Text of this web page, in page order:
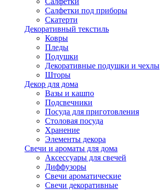
Салфетки под приборы
Скатерти
Декоративный текстиль
Ковры
Пледы
Подушки
Декоративные подушки и чехлы
Шторы
Декор для дома
Вазы и кашпо
Подсвечники
Посуда для приготовления
Столовая посуда
Хранение
Элементы декора
Свечи и ароматы для дома
Аксессуары для свечей
Диффузоры
Свечи ароматические
Свечи декоративные